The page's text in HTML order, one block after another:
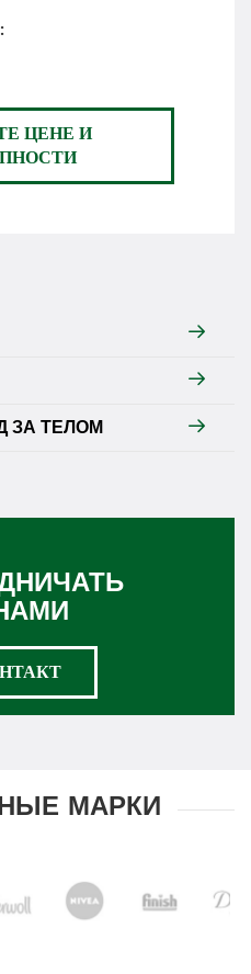
ЦЕНЕ И
ЗА ТЕЛОМ
МАРКИ